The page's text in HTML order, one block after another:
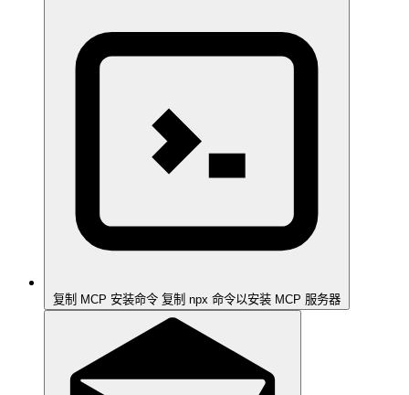
复制 MCP 安装命令 复制 npx 命令以安装 MCP 服务器